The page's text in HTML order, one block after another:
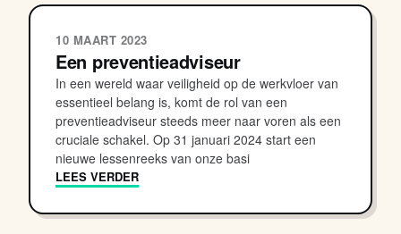
10 MAART 2023
Een preventieadviseur
In een wereld waar veiligheid op de werkvloer van
essentieel belang is, komt de rol van een
preventieadviseur steeds meer naar voren als een
cruciale schakel. Op 31 januari 2024 start een
nieuwe lessenreeks van onze basi
LEES VERDER